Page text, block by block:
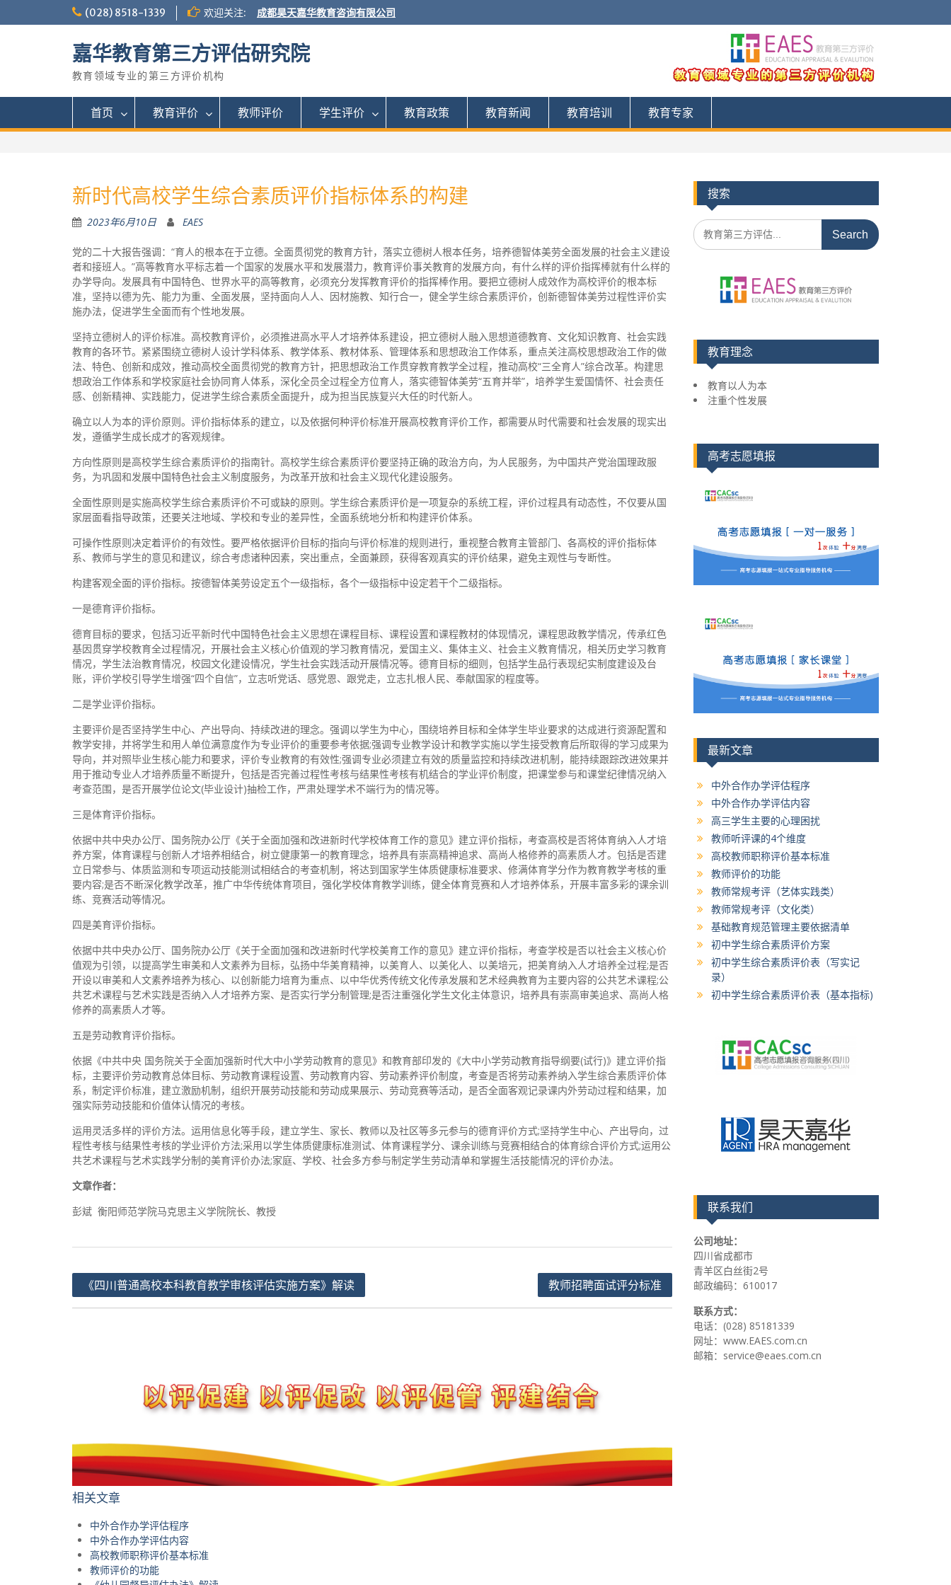
k
c
n
(028) 8518-1339 欢迎关注: 成都昊天嘉华教育咨询有限公司
嘉华教育第三方评估研究院
教育领域专业的第三方评价机构
首页 教育评价 教师评价 学生评价 教育政策 教育新闻 教育培训 教育专家
新时代高校学生综合素质评价指标体系的构建
2023年6月10日 EAES
党的二十大报告强调：“育人的根本在于立德。全面贯彻党的教育方针，落实立德树人根本任务，培养德智体美劳全面发展的社会主义建设
者和接班人。”高等教育水平标志着一个国家的发展水平和发展潜力，教育评价事关教育的发展方向，有什么样的评价指挥棒就有什么样的
办学导向。发展具有中国特色、世界水平的高等教育，必须充分发挥教育评价的指挥棒作用。要把立德树人成效作为高校评价的根本标
准，坚持以德为先、能力为重、全面发展，坚持面向人人、因材施教、知行合一，健全学生综合素质评价，创新德智体美劳过程性评价实
施办法，促进学生全面而有个性地发展。
坚持立德树人的评价标准。高校教育评价，必须推进高水平人才培养体系建设，把立德树人融入思想道德教育、文化知识教育、社会实践
教育的各环节。紧紧围绕立德树人设计学科体系、教学体系、教材体系、管理体系和思想政治工作体系，重点关注高校思想政治工作的做
法、特色、创新和成效，推动高校全面贯彻党的教育方针，把思想政治工作贯穿教育教学全过程，推动高校“三全育人”综合改革。构建思
想政治工作体系和学校家庭社会协同育人体系，深化全员全过程全方位育人，落实德智体美劳“五育并举”，培养学生爱国情怀、社会责任
感、创新精神、实践能力，促进学生综合素质全面提升，成为担当民族复兴大任的时代新人。
确立以人为本的评价原则。评价指标体系的建立，以及依据何种评价标准开展高校教育评价工作，都需要从时代需要和社会发展的现实出
发，遵循学生成长成才的客观规律。
方向性原则是高校学生综合素质评价的指南针。高校学生综合素质评价要坚持正确的政治方向，为人民服务，为中国共产党治国理政服
务，为巩固和发展中国特色社会主义制度服务，为改革开放和社会主义现代化建设服务。
全面性原则是实施高校学生综合素质评价不可或缺的原则。学生综合素质评价是一项复杂的系统工程，评价过程具有动态性，不仅要从国
家层面看指导政策，还要关注地域、学校和专业的差异性，全面系统地分析和构建评价体系。
可操作性原则决定着评价的有效性。要严格依据评价目标的指向与评价标准的规则进行，重视整合教育主管部门、各高校的评价指标体
系、教师与学生的意见和建议，综合考虑诸种因素，突出重点，全面兼顾，获得客观真实的评价结果，避免主观性与专断性。
构建客观全面的评价指标。按德智体美劳设定五个一级指标，各个一级指标中设定若干个二级指标。
一是德育评价指标。
德育目标的要求，包括习近平新时代中国特色社会主义思想在课程目标、课程设置和课程教材的体现情况，课程思政教学情况，传承红色
基因贯穿学校教育全过程情况，开展社会主义核心价值观的学习教育情况，爱国主义、集体主义、社会主义教育情况，相关历史学习教育
情况，学生法治教育情况，校园文化建设情况，学生社会实践活动开展情况等。德育目标的细则，包括学生品行表现纪实制度建设及台
账，评价学校引导学生增强“四个自信”，立志听党话、感党恩、跟党走，立志扎根人民、奉献国家的程度等。
二是学业评价指标。
主要评价是否坚持学生中心、产出导向、持续改进的理念。强调以学生为中心，围绕培养目标和全体学生毕业要求的达成进行资源配置和
教学安排，并将学生和用人单位满意度作为专业评价的重要参考依据;强调专业教学设计和教学实施以学生接受教育后所取得的学习成果为
导向，并对照毕业生核心能力和要求，评价专业教育的有效性;强调专业必须建立有效的质量监控和持续改进机制，能持续跟踪改进效果并
用于推动专业人才培养质量不断提升，包括是否完善过程性考核与结果性考核有机结合的学业评价制度，把课堂参与和课堂纪律情况纳入
考查范围，是否开展学位论文(毕业设计)抽检工作，严肃处理学术不端行为的情况等。
三是体育评价指标。
依据中共中央办公厅、国务院办公厅《关于全面加强和改进新时代学校体育工作的意见》建立评价指标，考查高校是否将体育纳入人才培
养方案，体育课程与创新人才培养相结合，树立健康第一的教育理念，培养具有崇高精神追求、高尚人格修养的高素质人才。包括是否建
立日常参与、体质监测和专项运动技能测试相结合的考查机制，将达到国家学生体质健康标准要求、修满体育学分作为教育教学考核的重
要内容;是否不断深化教学改革，推广中华传统体育项目，强化学校体育教学训练，健全体育竞赛和人才培养体系，开展丰富多彩的课余训
练、竞赛活动等情况。
四是美育评价指标。
依据中共中央办公厅、国务院办公厅《关于全面加强和改进新时代学校美育工作的意见》建立评价指标，考查学校是否以社会主义核心价
值观为引领，以提高学生审美和人文素养为目标，弘扬中华美育精神，以美育人、以美化人、以美培元，把美育纳入人才培养全过程;是否
开设以审美和人文素养培养为核心、以创新能力培育为重点、以中华优秀传统文化传承发展和艺术经典教育为主要内容的公共艺术课程;公
共艺术课程与艺术实践是否纳入人才培养方案、是否实行学分制管理;是否注重强化学生文化主体意识，培养具有崇高审美追求、高尚人格
修养的高素质人才等。
五是劳动教育评价指标。
依据《中共中央 国务院关于全面加强新时代大中小学劳动教育的意见》和教育部印发的《大中小学劳动教育指导纲要(试行)》建立评价指
标，主要评价劳动教育总体目标、劳动教育课程设置、劳动教育内容、劳动素养评价制度，考查是否将劳动素养纳入学生综合素质评价体
系，制定评价标准，建立激励机制，组织开展劳动技能和劳动成果展示、劳动竞赛等活动，是否全面客观记录课内外劳动过程和结果，加
强实际劳动技能和价值体认情况的考核。
运用灵活多样的评价方法。运用信息化等手段，建立学生、家长、教师以及社区等多元参与的德育评价方式;坚持学生中心、产出导向，过
程性考核与结果性考核的学业评价方法;采用以学生体质健康标准测试、体育课程学分、课余训练与竞赛相结合的体育综合评价方式;运用公
共艺术课程与艺术实践学分制的美育评价办法;家庭、学校、社会多方参与制定学生劳动清单和掌握生活技能情况的评价办法。
文章作者：
彭斌 衡阳师范学院马克思主义学院院长、教授
章
《四川普通高校本科教育教学审核评估实施方案》解读 教师招聘面试评分标准
相关文章
中外合作办学评估程序
中外合作办学评估内容
高校教师职称评价基本标准
教师评价的功能
搜索
S
e
:
教育理念
教育以人为本
注重个性发展
高考志愿填报
最新文章
中外合作办学评估程序
中外合作办学评估内容
高三学生主要的心理困扰
教师听评课的4个维度
高校教师职称评价基本标准
教师评价的功能
教师常规考评（艺体实践类）
教师常规考评（文化类）
基础教育规范管理主要依据清单
初中学生综合素质评价方案
初中学生综合素质评价表（写实记
录）
初中学生综合素质评价表（基本指标)
联系我们
公司地址：
四川省成都市
青羊区白丝街2号
邮政编码：610017
联系方式：
电话：(028) 85181339
网址：www.EAES.com.cn
邮箱：service@eaes.com.cn